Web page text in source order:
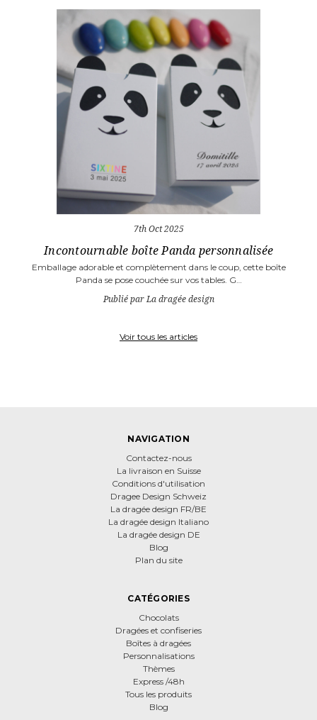
7th Oct 2025
Incontournable boîte Panda personnalisée
Emballage adorable et complètement dans le coup, cette boîte
Panda se pose couchée sur vos tables. G…
Publié par La dragée design
Voir tous les articles
NAVIGATION
Contactez-nous
La livraison en Suisse
Conditions d'utilisation
Dragee Design Schweiz
La dragée design FR/BE
La dragée design Italiano
La dragée design DE
Blog
Plan du site
CATÉGORIES
Chocolats
Dragées et confiseries
Boîtes à dragées
Personnalisations
Thèmes
Express /48h
Tous les produits
Blog